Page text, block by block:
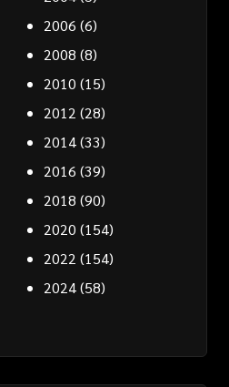
2006 (6)
2008 (8)
2010 (15)
2012 (28)
2014(33)
2016 (39)
2018 (90)
2020 (154)
2022 (154)
2024(58)